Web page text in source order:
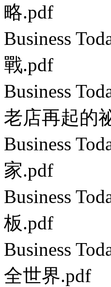
略.pdf
Business
戰.pdf
Business
老店再起的
Business
家.pdf
Business
板.pdf
Business
全世界.pdf